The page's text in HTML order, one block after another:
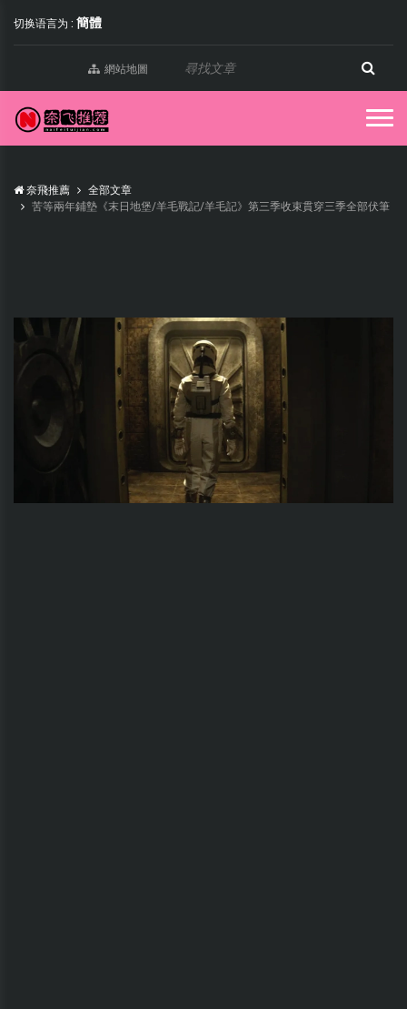
切换语言为 : 簡體
網站地圖
奈飛推薦
全部文章
苦等兩年鋪墊《末日地堡/羊毛戰記/羊毛記》第三季收束貫穿三季全部伏筆